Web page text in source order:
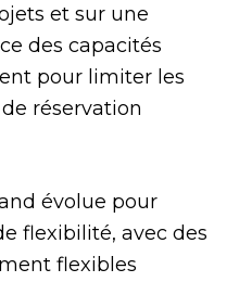
et sur une
des capacités
pour limiter les
réservation
évolue pour
flexibilité, avec des
flexibles